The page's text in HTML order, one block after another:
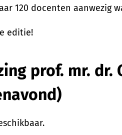
120 docenten aanwezig
editie!
prof. mr. dr.